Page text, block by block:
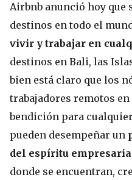
Airbnb anunció hoy que
destinos en todo el
vivir y trabajar en
destinos en Bali, las
bien está claro que los
trabajadores remotos
bendición para
pueden desempeñar un
del espíritu
donde se encuentran,